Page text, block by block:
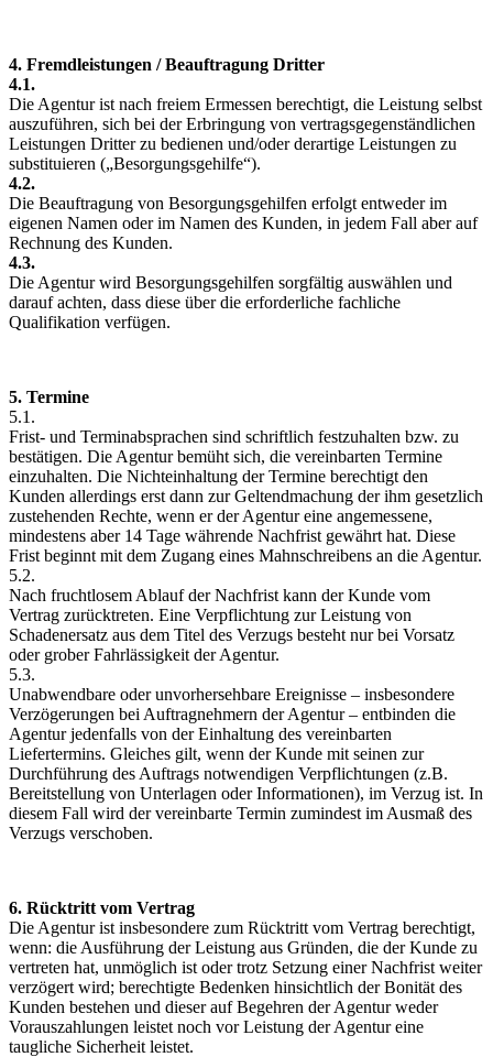
4. Fremdleistungen / Beauftragung Dritter
4.1.
Die Agentur ist nach freiem Ermessen berechtigt, die Leistung selbst
auszuführen, sich bei der Erbringung von vertragsgegenständlichen
Leistungen Dritter zu bedienen und/oder derartige Leistungen zu
substituieren („Besorgungsgehilfe“).
4.2.
Die Beauftragung von Besorgungsgehilfen erfolgt entweder im
eigenen Namen oder im Namen des Kunden, in jedem Fall aber auf
Rechnung des Kunden.
4.3.
Die Agentur wird Besorgungsgehilfen sorgfältig auswählen und
darauf achten, dass diese über die erforderliche fachliche
Qualifikation verfügen.
5. Termine
5.1.
Frist- und Terminabsprachen sind schriftlich festzuhalten bzw. zu
bestätigen. Die Agentur bemüht sich, die vereinbarten Termine
einzuhalten. Die Nichteinhaltung der Termine berechtigt den
Kunden allerdings erst dann zur Geltendmachung der ihm gesetzlich
zustehenden Rechte, wenn er der Agentur eine angemessene,
mindestens aber 14 Tage währende Nachfrist gewährt hat. Diese
Frist beginnt mit dem Zugang eines Mahnschreibens an die Agentur.
5.2.
Nach fruchtlosem Ablauf der Nachfrist kann der Kunde vom
Vertrag zurücktreten. Eine Verpflichtung zur Leistung von
Schadenersatz aus dem Titel des Verzugs besteht nur bei Vorsatz
oder grober Fahrlässigkeit der Agentur.
5.3.
Unabwendbare oder unvorhersehbare Ereignisse – insbesondere
Verzögerungen bei Auftragnehmern der Agentur – entbinden die
Agentur jedenfalls von der Einhaltung des vereinbarten
Liefertermins. Gleiches gilt, wenn der Kunde mit seinen zur
Durchführung des Auftrags notwendigen Verpflichtungen (z.B.
Bereitstellung von Unterlagen oder Informationen), im Verzug ist. In
diesem Fall wird der vereinbarte Termin zumindest im Ausmaß des
Verzugs verschoben.
6. Rücktritt vom Vertrag
Die Agentur ist insbesondere zum Rücktritt vom Vertrag berechtigt,
wenn: die Ausführung der Leistung aus Gründen, die der Kunde zu
vertreten hat, unmöglich ist oder trotz Setzung einer Nachfrist weiter
verzögert wird; berechtigte Bedenken hinsichtlich der Bonität des
Kunden bestehen und dieser auf Begehren der Agentur weder
Vorauszahlungen leistet noch vor Leistung der Agentur eine
taugliche Sicherheit leistet.